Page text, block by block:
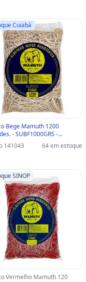
Cuiabá
Bege Mamuth 1200
- SUBF1000GRS -
141043 64 em estoque
SINOP
Vermelho Mamuth 120